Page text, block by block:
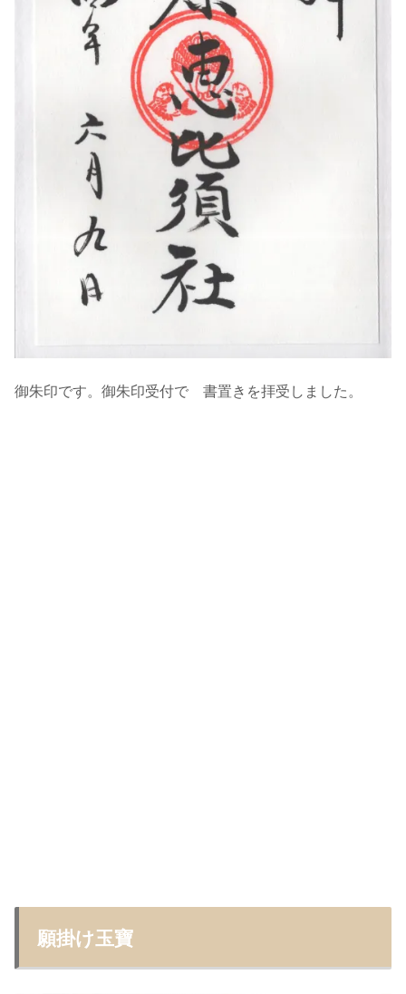
御朱印です。御朱印受付で 書置きを拝受しました。
願掛け玉寶